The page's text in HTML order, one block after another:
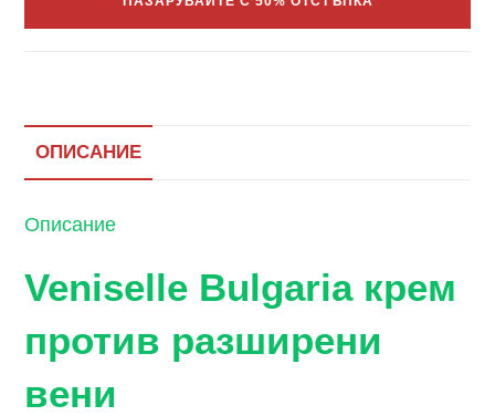
ОПИСАНИЕ
Описание
Veniselle Bulgaria крем
против разширени
вени